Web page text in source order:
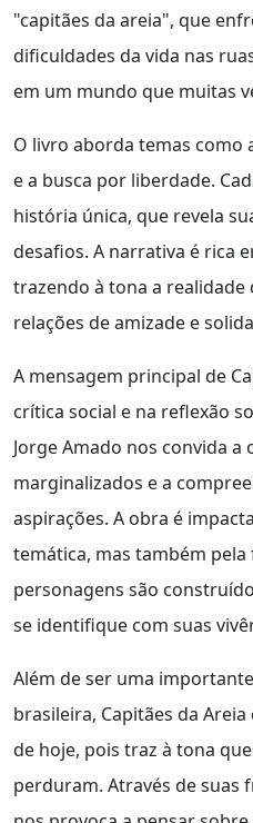
"capitães da areia", que
dificuldades da vida nas
em um mundo que muitas
O livro aborda temas como
e a busca por liberdade.
história única, que revela
desafios. A narrativa é rica
trazendo à tona a realidade
relações de amizade e
A mensagem principal de
crítica social e na reflexão
Jorge Amado nos convida
marginalizados e a
aspirações. A obra é
temática, mas também
personagens são
se identifique com suas
Além de ser uma
brasileira, Capitães da
de hoje, pois traz à tona
perduram. Através de suas